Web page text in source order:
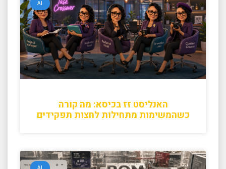
AI
האנליסט זז בכיסא: מה קורה
כשהמשימות מתחילות לחצות תפקידים
AI